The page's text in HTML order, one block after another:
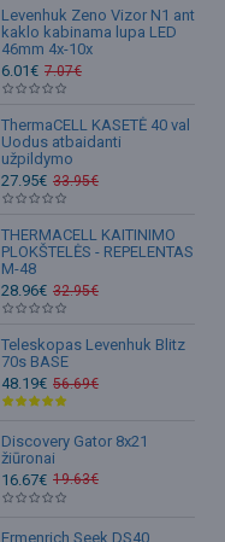
Levenhuk Zeno Vizor N1 ant
kaklo kabinama lupa LED
46mm 4x-10x
6.01€ 7.07€
ThermaCELL KASETĖ 40 val
Uodus atbaidanti
užpildymo
27.95€ 33.95€
THERMACELL KAITINIMO
PLOKŠTELĖS - REPELENTAS
M-48
28.96€ 32.95€
Teleskopas Levenhuk Blitz
70s BASE
48.19€ 56.69€
Discovery Gator 8x21
žiūronai
16.67€ 19.63€
Ermenrich Seek DS40